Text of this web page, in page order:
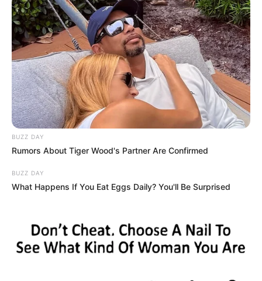
10:08 / 06 Avqust 2026 MARAQLI
Spirt, çörək və torpaqdan elektrik
enerjisi:Yapon mühəndisdən
diqqətçəkən yenilik
21
BUZZ DAY
Rumors About Tiger Wood's Partner Are Confirmed
BUZZ DAY
What Happens If You Eat Eggs Daily? You'll Be Surprised